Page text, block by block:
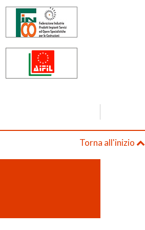
Torna all'inizio